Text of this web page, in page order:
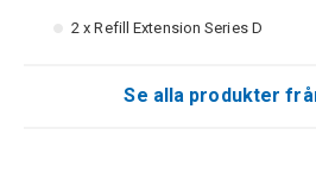
2 x Refill Extension Series D
Se alla produkter